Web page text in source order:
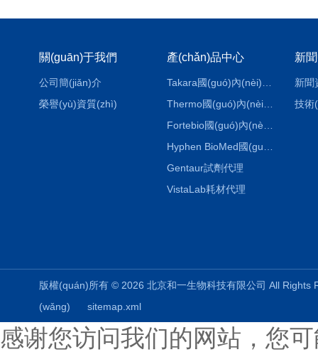
關(guān)于我們
公司簡(jiǎn)介
榮譽(yù)資質(zhì)
產(chǎn)品中心
Thermo國(guó)內(nèi)代理
Gentaur試劑代理
VistaLab耗材代理
新
新聞
技術
版權(quán)所有 © 2026 北京和一生物科技有限公司 All
(wǎng)
sitemap.xml
感谢您访问我们的网站，您